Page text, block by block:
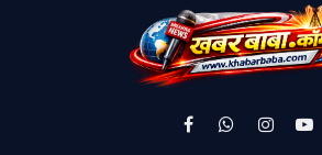
FacebookWhatsApp